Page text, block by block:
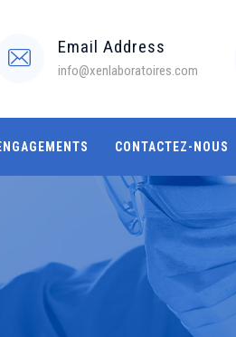
Email Address
info@xenlaboratoires.com
CONTACTEZ-NOUS